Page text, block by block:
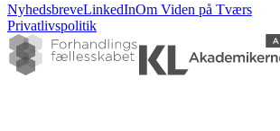
NyhedsbreveLinkedInOm Viden på Tværs
Privatlivspolitik